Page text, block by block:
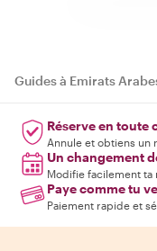
Guides à Emirats
Réserve en toute
Annule et obtiens un
Un changement
Modifie facilement ta
Paye comme tu
Paiement rapide et